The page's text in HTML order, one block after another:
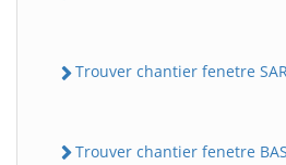
Trouver chantier fenetre
Trouver chantier fenetre